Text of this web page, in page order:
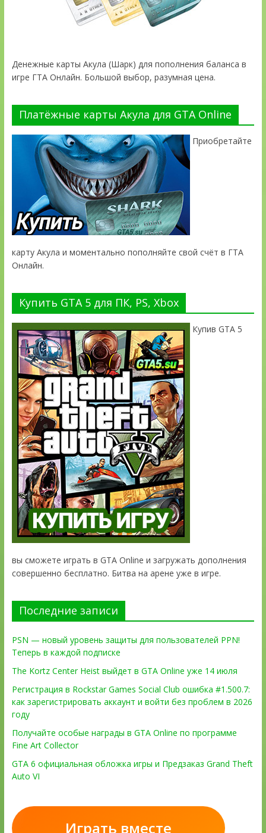
Денежные карты Акула (Шарк) для пополнения баланса в
игре ГТА Онлайн. Большой выбор, разумная цена.
Платёжные карты Акула для GTA Online
Приобретайте
карту Акула и моментально пополняйте свой счёт в ГТА
Онлайн.
Купить GTA 5 для ПК, PS, Xbox
Купив GTA 5
вы сможете играть в GTA Online и загружать дополнения
совершенно бесплатно. Битва на арене уже в игре.
Последние записи
PSN — новый уровень защиты для пользователей PPN!
Теперь в каждой подписке
The Kortz Center Heist выйдет в GTA Online уже 14 июля
Регистрация в Rockstar Games Social Club ошибка #1.500.7:
как зарегистрировать аккаунт и войти без проблем в 2026
году
Получайте особые награды в GTA Online по программе
Fine Art Collector
GTA 6 официальная обложка игры и Предзаказ Grand Theft
Auto VI
Играть вместе